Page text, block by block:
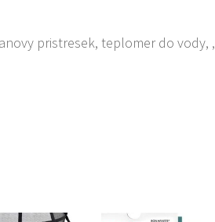
pristresek, teplomer do vody, ,